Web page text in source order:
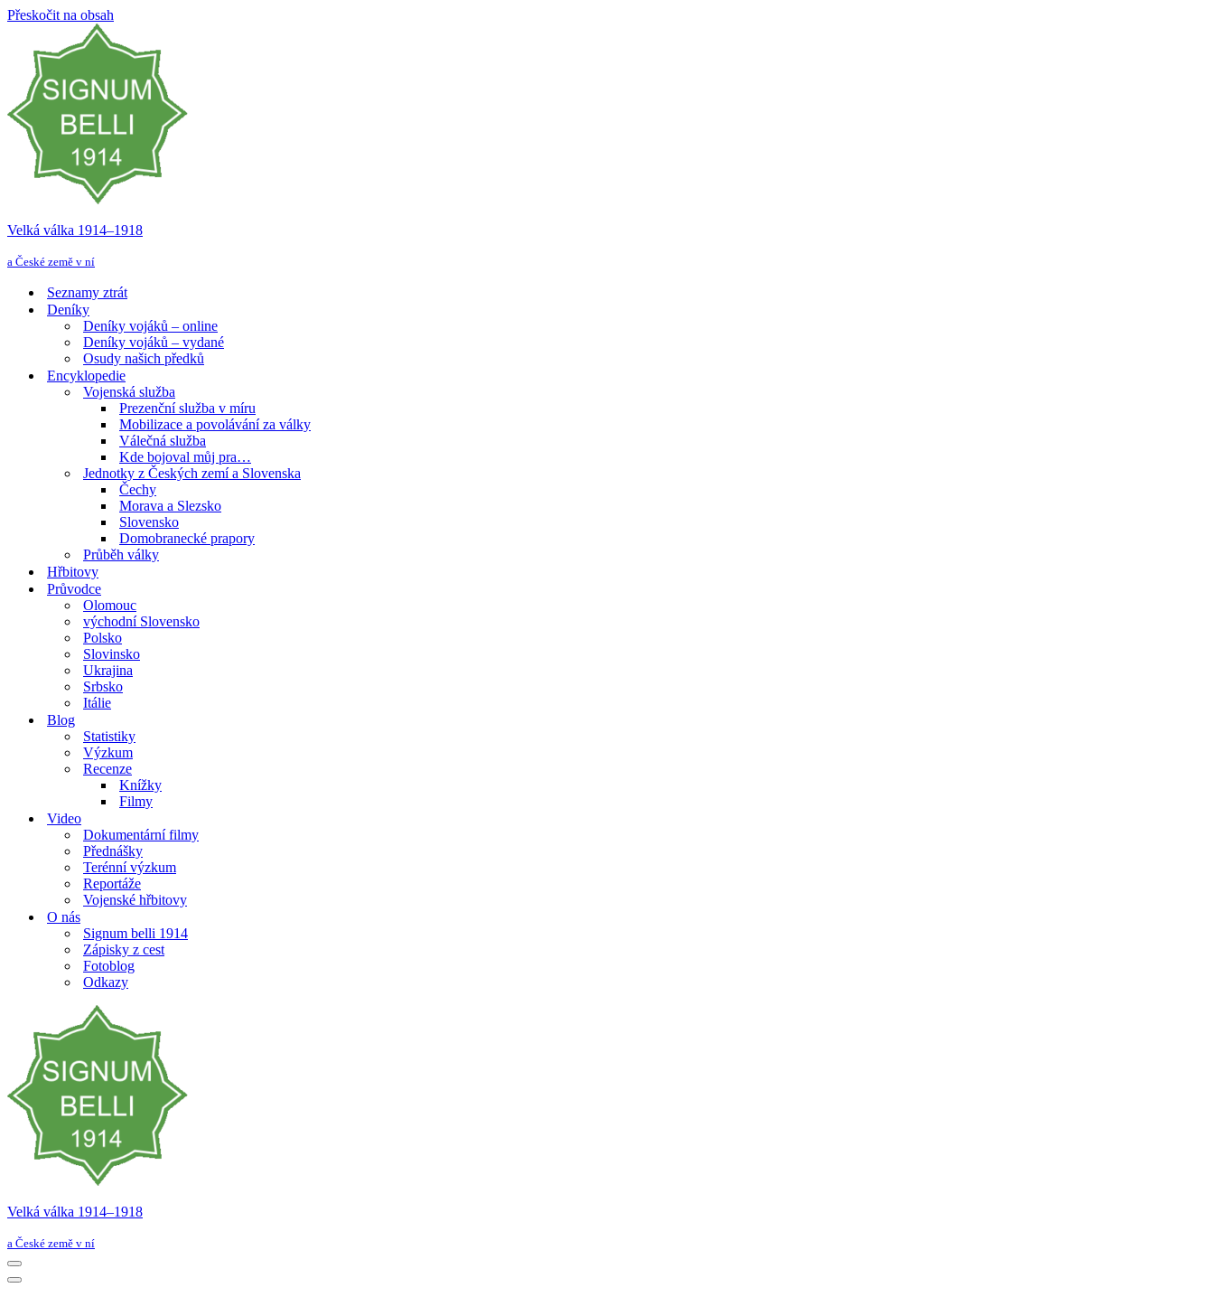
Přeskočit na obsah
Velká válka 1914–⁠⁠⁠⁠⁠⁠1918
a České země v ní
Seznamy ztrát
Deníky
Deníky vojáků – online
Deníky vojáků – vydané
Osudy našich předků
Encyklopedie
Vojenská služba
Prezenční služba v míru
Mobilizace a povolávání za války
Válečná služba
Kde bojoval můj pra…
Jednotky z Českých zemí a Slovenska
Čechy
Morava a Slezsko
Slovensko
Domobranecké prapory
Průběh války
Hřbitovy
Průvodce
Olomouc
východní Slovensko
Polsko
Slovinsko
Ukrajina
Srbsko
Itálie
Blog
Statistiky
Výzkum
Recenze
Knížky
Filmy
Video
Dokumentární filmy
Přednášky
Terénní výzkum
Reportáže
Vojenské hřbitovy
O nás
Signum belli 1914
Zápisky z cest
Fotoblog
Odkazy
Velká válka 1914–⁠⁠⁠⁠⁠⁠1918
a České země v ní
Navigační
menu
Navigační